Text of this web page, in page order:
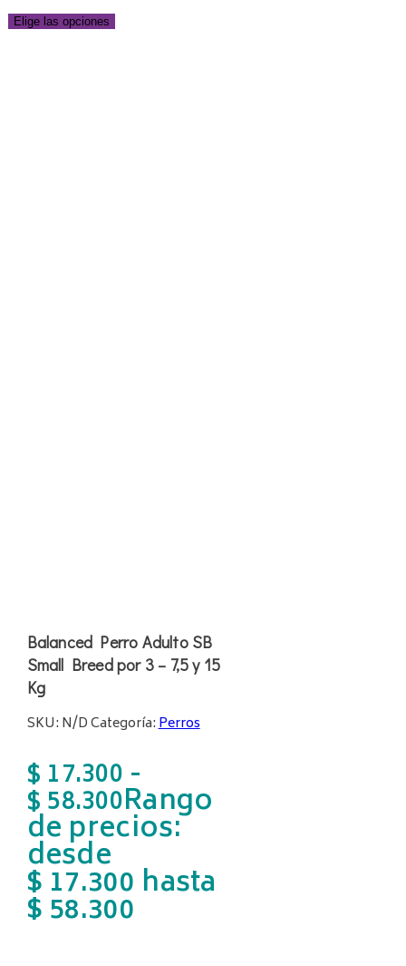
Elige las opciones
Balanced Perro Adulto SB
Small Breed por 3 – 7,5 y 15
Kg
SKU: N/DCategoría:Perros
$ 17.300-
$58.300Rango
de precios:
desde
$ 17.300 hasta
$ 58.300